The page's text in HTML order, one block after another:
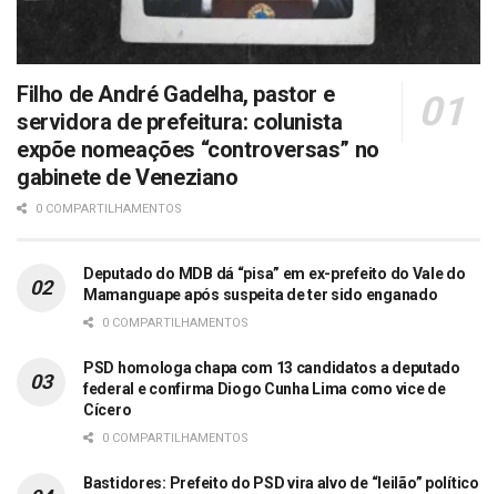
Filho de André Gadelha, pastor e
servidora de prefeitura: colunista
expõe nomeações “controversas” no
gabinete de Veneziano
0 COMPARTILHAMENTOS
Deputado do MDB dá “pisa” em ex-prefeito do Vale do
Mamanguape após suspeita de ter sido enganado
0 COMPARTILHAMENTOS
PSD homologa chapa com 13 candidatos a deputado
federal e confirma Diogo Cunha Lima como vice de
Cícero
0 COMPARTILHAMENTOS
Bastidores: Prefeito do PSD vira alvo de “leilão” político